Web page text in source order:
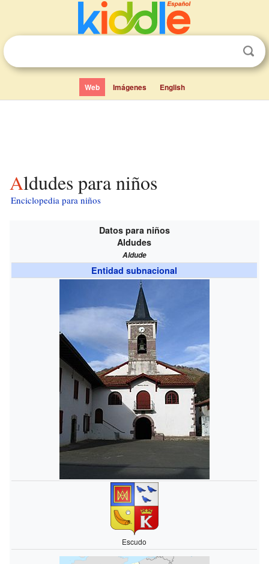
Web Imágenes English
Aldudes para niños
Enciclopedia para niños
Datos para niños
Aldudes
Aldude
Entidad subnacional
Escudo